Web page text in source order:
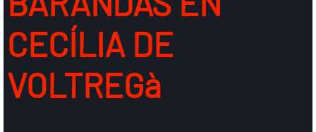
CECÍLIA DE
VOLTREGà